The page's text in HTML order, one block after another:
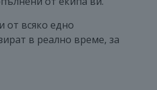
всяко едно
в реално време, за